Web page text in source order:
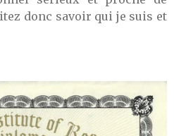
donc savoir qui je suis et